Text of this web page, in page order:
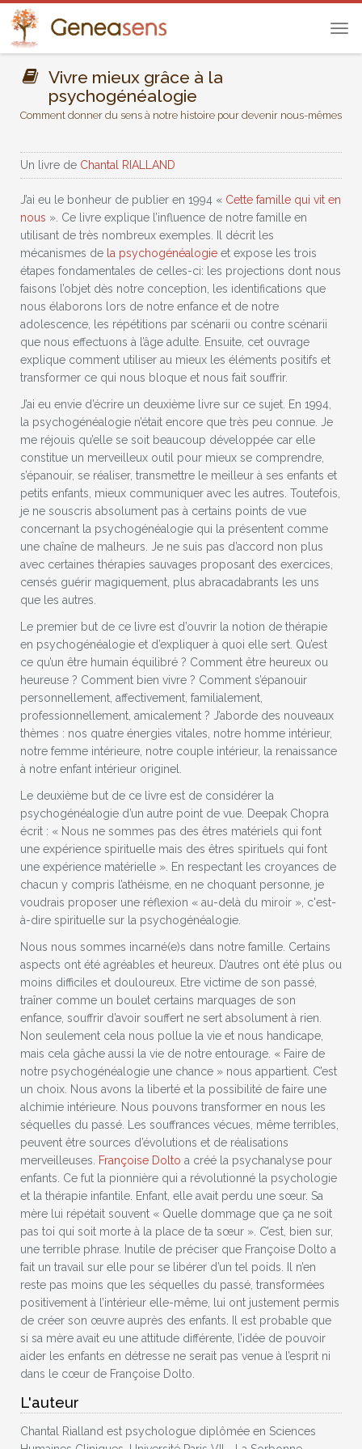
Vivre mieux grâce à la
psychogénéalogie
Comment donner du sens à notre histoire pour devenir nous-mêmes
Un livre de Chantal RIALLAND
J’ai eu le bonheur de publier en 1994 « Cette famille qui vit en
nous ». Ce livre explique l’influence de notre famille en
utilisant de très nombreux exemples. Il décrit les
mécanismes de la psychogénéalogie et expose les trois
étapes fondamentales de celles-ci: les projections dont nous
faisons l’objet dès notre conception, les identifications que
nous élaborons lors de notre enfance et de notre
adolescence, les répétitions par scénarii ou contre scénarii
que nous effectuons à l’âge adulte. Ensuite, cet ouvrage
explique comment utiliser au mieux les éléments positifs et
transformer ce qui nous bloque et nous fait souffrir.
J’ai eu envie d’écrire un deuxième livre sur ce sujet. En 1994,
la psychogénéalogie n’était encore que très peu connue. Je
me réjouis qu’elle se soit beaucoup développée car elle
constitue un merveilleux outil pour mieux se comprendre,
s’épanouir, se réaliser, transmettre le meilleur à ses enfants et
petits enfants, mieux communiquer avec les autres. Toutefois,
je ne souscris absolument pas à certains points de vue
concernant la psychogénéalogie qui la présentent comme
une chaîne de malheurs. Je ne suis pas d’accord non plus
avec certaines thérapies sauvages proposant des exercices,
censés guérir magiquement, plus abracadabrants les uns
que les autres.
Le premier but de ce livre est d’ouvrir la notion de thérapie
en psychogénéalogie et d’expliquer à quoi elle sert. Qu’est
ce qu’un être humain équilibré ? Comment être heureux ou
heureuse ? Comment bien vivre ? Comment s’épanouir
personnellement, affectivement, familialement,
professionnellement, amicalement ? J’aborde des nouveaux
thèmes : nos quatre énergies vitales, notre homme intérieur,
notre femme intérieure, notre couple intérieur, la renaissance
à notre enfant intérieur originel.
Le deuxième but de ce livre est de considérer la
psychogénéalogie d’un autre point de vue. Deepak Chopra
écrit : « Nous ne sommes pas des êtres matériels qui font
une expérience spirituelle mais des êtres spirituels qui font
une expérience matérielle ». En respectant les croyances de
chacun y compris l’athéisme, en ne choquant personne, je
voudrais proposer une réflexion « au-delà du miroir », c'est-
à-dire spirituelle sur la psychogénéalogie.
Nous nous sommes incarné(e)s dans notre famille. Certains
aspects ont été agréables et heureux. D’autres ont été plus ou
moins difficiles et douloureux. Etre victime de son passé,
traîner comme un boulet certains marquages de son
enfance, souffrir d’avoir souffert ne sert absolument à rien.
Non seulement cela nous pollue la vie et nous handicape,
mais cela gâche aussi la vie de notre entourage. « Faire de
notre psychogénéalogie une chance » nous appartient. C’est
un choix. Nous avons la liberté et la possibilité de faire une
alchimie intérieure. Nous pouvons transformer en nous les
séquelles du passé. Les souffrances vécues, même terribles,
peuvent être sources d’évolutions et de réalisations
merveilleuses.
Françoise Dolto a créé la psychanalyse pour
enfants. Ce fut la pionnière qui a révolutionné la psychologie
et la thérapie infantile. Enfant, elle avait perdu une sœur. Sa
mère lui répétait souvent « Quelle dommage que ça ne soit
pas toi qui soit morte à la place de ta sœur ». C’est, bien sur,
une terrible phrase. Inutile de préciser que Françoise Dolto a
fait un travail sur elle pour se libérer d’un tel poids. Il n’en
reste pas moins que les séquelles du passé, transformées
positivement à l’intérieur elle-même, lui ont justement permis
de créer son œuvre auprès des enfants. Il est probable que
si sa mère avait eu une attitude différente, l’idée de pouvoir
aider les enfants en détresse ne serait pas venue à l’esprit ni
dans le cœur de Françoise Dolto.
L'auteur
Chantal Rialland est psychologue diplômée en Sciences